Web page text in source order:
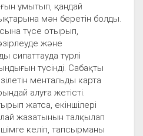
ұмытып, қандай
мән беретін болды.
түсе отырып,
және
сипаттауда түрлі
түсінді. Сабақты
ментальды карта
алуға жетісті.
жатса, екіншілері
жазатынын талқылап
келіп, тапсырманы